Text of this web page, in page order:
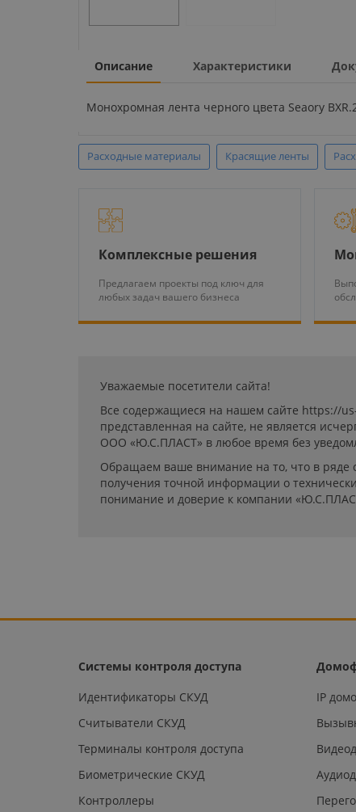
Описание Характеристики
Монохромная лента черного цвета Seaory
Расходные материалы Красящие ленты
Комплексные решения
Предлагаем проекты под ключ для
любых задач вашего бизнеса
Уважаемые посетители сайта!
Все содержащиеся на нашем сайте https://
представленная на сайте, не является
ООО «Ю.С.ПЛАСТ» в любое время без
Обращаем ваше внимание на то, что в ряде
получения точной информации о
понимание и доверие к компании
Системы контроля доступа
Идентификаторы СКУД
Считыватели СКУД
Терминалы контроля доступа
Биометрические СКУД
Контроллеры
IP